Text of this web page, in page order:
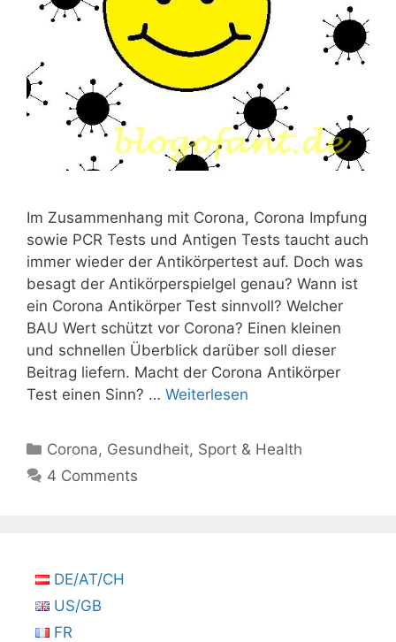
Im Zusammenhang mit Corona, Corona Impfung
sowie PCR Tests und Antigen Tests taucht auch
immer wieder der Antikörpertest auf. Doch was
besagt der Antikörperspielgel genau? Wann ist
ein Corona Antikörper Test sinnvoll? Welcher
BAU Wert schützt vor Corona? Einen kleinen
und schnellen Überblick darüber soll dieser
Beitrag liefern. Macht der Corona Antikörper
Test einen Sinn? … Weiterlesen
Kategorien
Corona, Gesundheit, Sport & Health
4 Comments
DE/AT/CH
US/GB
FR